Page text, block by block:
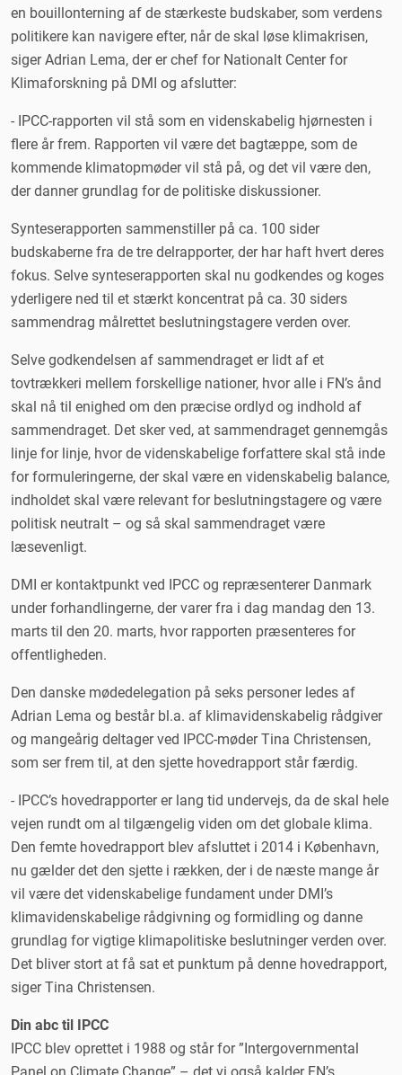
en bouillonterning af de stærkeste budskaber, som verdens
politikere kan navigere efter, når de skal løse klimakrisen,
siger Adrian Lema, der er chef for Nationalt Center for
Klimaforskning på DMI og afslutter:
- IPCC-rapporten vil stå som en videnskabelig hjørnesten i
flere år frem. Rapporten vil være det bagtæppe, som de
kommende klimatopmøder vil stå på, og det vil være den,
der danner grundlag for de politiske diskussioner.
Synteserapporten sammenstiller på ca. 100 sider
budskaberne fra de tre delrapporter, der har haft hvert deres
fokus. Selve synteserapporten skal nu godkendes og koges
yderligere ned til et stærkt koncentrat på ca. 30 siders
sammendrag målrettet beslutningstagere verden over.
Selve godkendelsen af sammendraget er lidt af et
tovtrækkeri mellem forskellige nationer, hvor alle i FN’s ånd
skal nå til enighed om den præcise ordlyd og indhold af
sammendraget. Det sker ved, at sammendraget gennemgås
linje for linje, hvor de videnskabelige forfattere skal stå inde
for formuleringerne, der skal være en videnskabelig balance,
indholdet skal være relevant for beslutningstagere og være
politisk neutralt – og så skal sammendraget være
læsevenligt.
DMI er kontaktpunkt ved IPCC og repræsenterer Danmark
under forhandlingerne, der varer fra i dag mandag den 13.
marts til den 20. marts, hvor rapporten præsenteres for
offentligheden.
Den danske mødedelegation på seks personer ledes af
Adrian Lema og består bl.a. af klimavidenskabelig rådgiver
og mangeårig deltager ved IPCC-møder Tina Christensen,
som ser frem til, at den sjette hovedrapport står færdig.
- IPCC’s hovedrapporter er lang tid undervejs, da de skal hele
vejen rundt om al tilgængelig viden om det globale klima.
Den femte hovedrapport blev afsluttet i 2014 i København,
nu gælder det den sjette i rækken, der i de næste mange år
vil være det videnskabelige fundament under DMI’s
klimavidenskabelige rådgivning og formidling og danne
grundlag for vigtige klimapolitiske beslutninger verden over.
Det bliver stort at få sat et punktum på denne hovedrapport,
siger Tina Christensen.
Din abc til IPCC
IPCC blev oprettet i 1988 og står for ”Intergovernmental